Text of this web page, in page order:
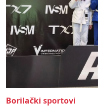
Borilački sportovi